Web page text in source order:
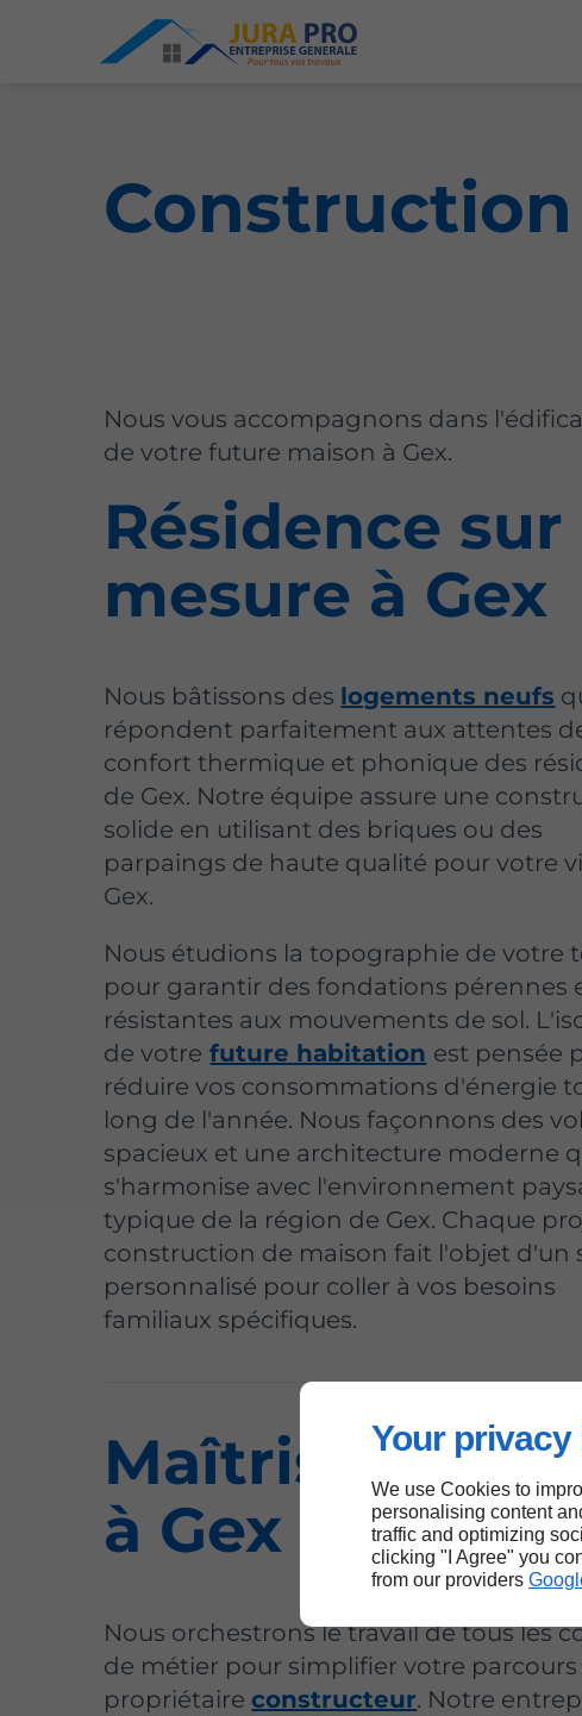
Your
We use Cookies to
personalising content
traffic and optimizing
clicking "I Agree" you
from our providers
Construction
Nous vous accompagnons dans
de votre future maison à Gex.
Résidence sur
mesure à Gex
Nous bâtissons des logements neufs
répondent parfaitement aux attentes
confort thermique et phonique des
de Gex. Notre équipe assure une
solide en utilisant des briques ou des
parpaings de haute qualité pour votre
Gex.
Nous étudions la topographie de votre
pour garantir des fondations pérennes
résistantes aux mouvements de sol.
de votre future habitation est pensée
réduire vos consommations d'énergie
long de l'année. Nous façonnons des
spacieux et une architecture moderne
s'harmonise avec l'environnement
typique de la région de Gex. Chaque
construction de maison fait l'objet d'un
personnalisé pour coller à vos besoins
familiaux spécifiques.
Maîtrise
à Gex
Nous orchestrons le travail de tous les
de métier pour simplifier votre parcours
propriétaireconstructeur. Notre